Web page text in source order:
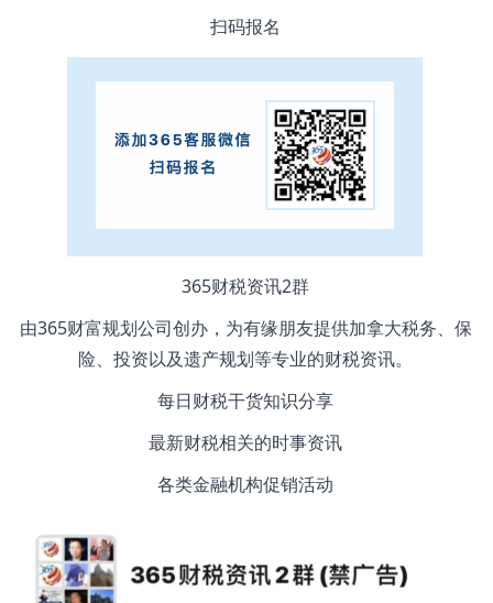
扫码报名
365财税资讯2群
由365财富规划公司创办，为有缘朋友提供加拿大税务、保
险、投资以及遗产规划等专业的财税资讯。
每日财税干货知识分享
最新财税相关的时事资讯
各类金融机构促销活动